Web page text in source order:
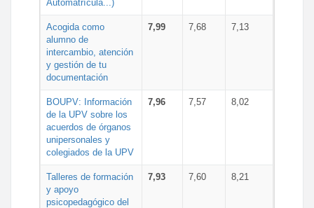
Automatrícula...)
Acogida como
alumno de
intercambio, atención
y gestión de tu
documentación
7,99 7,68 7,13
BOUPV: Información
de la UPV sobre los
acuerdos de órganos
unipersonales y
colegiados de la UPV
7,96 7,57 8,02
Talleres de formación
y apoyo
psicopedagógico del
7,93 7,60 8,21